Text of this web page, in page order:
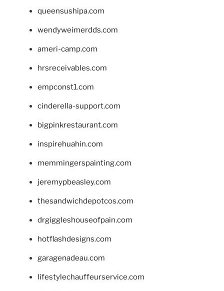
queensushipa.com
wendyweimerdds.com
ameri-camp.com
hrsreceivables.com
empconst1.com
cinderella-support.com
bigpinkrestaurant.com
inspirehuahin.com
memmingerspainting.com
jeremypbeasley.com
thesandwichdepotcos.com
drgiggleshouseofpain.com
hotflashdesigns.com
garagenadeau.com
lifestylechauffeurservice.com